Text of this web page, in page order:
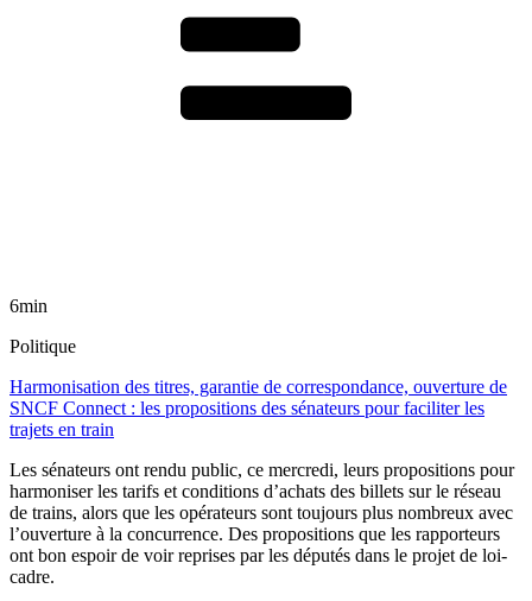
6min
Politique
Harmonisation des titres, garantie de correspondance, ouverture de
SNCF Connect : les propositions des sénateurs pour faciliter les
trajets en train
Les sénateurs ont rendu public, ce mercredi, leurs propositions pour
harmoniser les tarifs et conditions d’achats des billets sur le réseau
de trains, alors que les opérateurs sont toujours plus nombreux avec
l’ouverture à la concurrence. Des propositions que les rapporteurs
ont bon espoir de voir reprises par les députés dans le projet de loi-
cadre.